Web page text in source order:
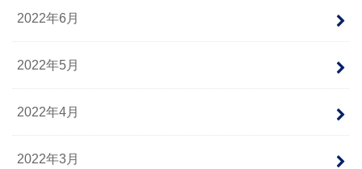
2022年6月
2022年5月
2022年4月
2022年3月